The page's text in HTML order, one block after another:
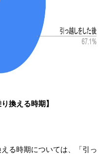
換える時期】
る時期については、「引っ